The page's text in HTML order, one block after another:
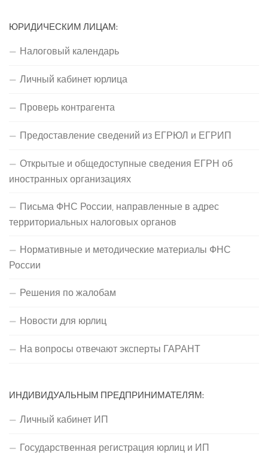
ЮРИДИЧЕСКИМ ЛИЦАМ:
Налоговый календарь
Личный кабинет юрлица
Проверь контрагента
Предоставление сведений из ЕГРЮЛ и ЕГРИП
Открытые и общедоступные сведения ЕГРН об
иностранных организациях
Письма ФНС России, направленные в адрес
территориальных налоговых органов
Нормативные и методические материалы ФНС
России
Решения по жалобам
Новости для юрлиц
На вопросы отвечают эксперты ГАРАНТ
ИНДИВИДУАЛЬНЫМ ПРЕДПРИНИМАТЕЛЯМ:
Личный кабинет ИП
Государственная регистрация юрлиц и ИП